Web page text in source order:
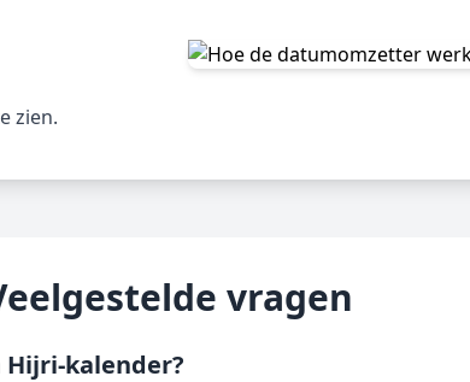
zien.
vragen
Hijri-kalender?